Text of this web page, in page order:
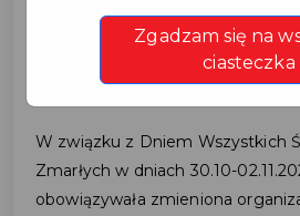
WSZYSTKICH
I DZIEŃ
W związku z Dniem Wszystkich
Zmarłych w dniach 30.10-
obowiązywała zmieniona
Zgadzam się na
ciasteczka